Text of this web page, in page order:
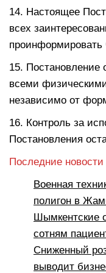
14. Настоящее
всех
15. Постановление
всеми
независимо от
16. Контроль за
Постановления
Последние новости
Военная
полигон в
Шымкентские
сотням
Сниженный
выводит